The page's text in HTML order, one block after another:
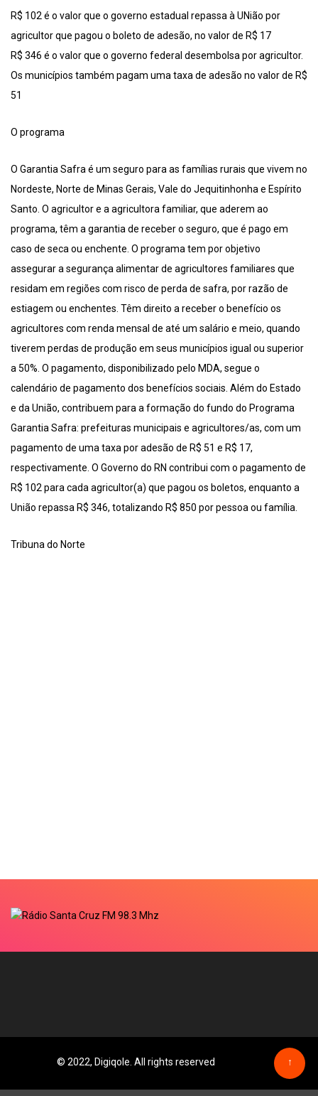
R$ 102 é o valor que o governo estadual repassa à UNião por
agricultor que pagou o boleto de adesão, no valor de R$ 17
R$ 346 é o valor que o governo federal desembolsa por agricultor.
Os municípios também pagam uma taxa de adesão no valor de R$
51
O programa
O Garantia Safra é um seguro para as famílias rurais que vivem no
Nordeste, Norte de Minas Gerais, Vale do Jequitinhonha e Espírito
Santo. O agricultor e a agricultora familiar, que aderem ao
programa, têm a garantia de receber o seguro, que é pago em
caso de seca ou enchente. O programa tem por objetivo
assegurar a segurança alimentar de agricultores familiares que
residam em regiões com risco de perda de safra, por razão de
estiagem ou enchentes. Têm direito a receber o benefício os
agricultores com renda mensal de até um salário e meio, quando
tiverem perdas de produção em seus municípios igual ou superior
a 50%. O pagamento, disponibilizado pelo MDA, segue o
calendário de pagamento dos benefícios sociais. Além do Estado
e da União, contribuem para a formação do fundo do Programa
Garantia Safra: prefeituras municipais e agricultores/as, com um
pagamento de uma taxa por adesão de R$ 51 e R$ 17,
respectivamente. O Governo do RN contribui com o pagamento de
R$ 102 para cada agricultor(a) que pagou os boletos, enquanto a
União repassa R$ 346, totalizando R$ 850 por pessoa ou família.
Tribuna do Norte
© 2022, Digiqole. All rights reserved ↑